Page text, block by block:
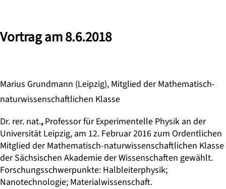
Vortrag am 8.6.2018
Marius Grundmann (Leipzig), Mitglied der Mathematisch-
naturwissenschaftlichen Klasse
Dr. rer. nat.,Professor für Experimentelle Physik an der
Universität Leipzig, am 12. Februar 2016 zum Ordentlichen
Mitglied der Mathematisch-naturwissenschaftlichen Klasse
der Sächsischen Akademie der Wissenschaften gewählt.
Forschungsschwerpunkte: Halbleiterphysik;
Nanotechnologie; Materialwissenschaft.